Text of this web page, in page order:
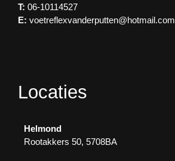
T: 06-10114527
E: voetreflexvanderputten@hotmail.com
Locaties
Helmond
Rootakkers 50, 5708BA